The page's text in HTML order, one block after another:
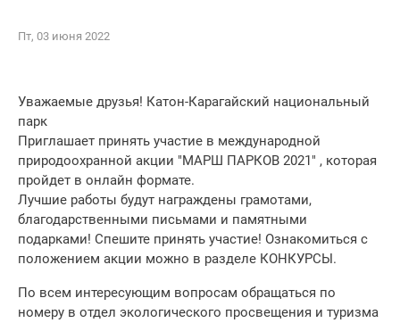
Пт, 03 июня 2022
Уважаемые друзья! Катон-Карагайский национальный
парк
Приглашает принять участие в международной​
природоохранной акции "МАРШ ПАРКОВ 2021" , которая
пройдет в онлайн формате.
Лучшие работы будут награждены грамотами,
благодарственными письмами и памятными
подарками! Спешите принять участие! Ознакомиться с
положением акции можно в разделе КОНКУРСЫ.
По всем интересующим вопросам обращаться по
номеру в отдел экологического просвещения и туризма